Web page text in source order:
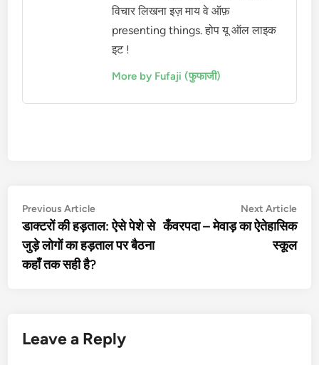
विचार लिखना इज़ माय वे ऑफ़
presenting things. होप यू ऑल लाइक
इट !
More by Fufaji (फुफाजी)
Post
navigation
Previous ArticlePrevious
article:
डाक्टरों की हड़ताल: ऐसे पेशे से
जुड़े लोगों का हड़ताल पर बैठना
कहाँ तक सही है?
Next Article
कँवरपदा – मेवाड़ का ऐतेहासिक
स्कूल
Leave a Reply